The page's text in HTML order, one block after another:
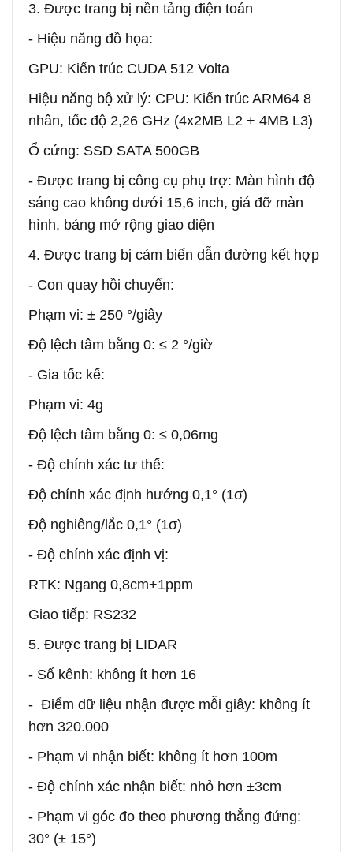
3. Được trang bị nền tảng điện toán
- Hiệu năng đồ họa:
GPU: Kiến trúc CUDA 512 Volta
Hiệu năng bộ xử lý: CPU: Kiến trúc ARM64 8
nhân, tốc độ 2,26 GHz (4x2MB L2 + 4MB L3)
Ổ cứng: SSD SATA 500GB
- Được trang bị công cụ phụ trợ: Màn hình độ
sáng cao không dưới 15,6 inch, giá đỡ màn
hình, bảng mở rộng giao diện
4. Được trang bị cảm biến dẫn đường kết hợp
- Con quay hồi chuyển:
Phạm vi: ± 250 °/giây
Độ lệch tâm bằng 0: ≤ 2 °/giờ
- Gia tốc kế:
Phạm vi: 4g
Độ lệch tâm bằng 0: ≤ 0,06mg
- Độ chính xác tư thế:
Độ chính xác định hướng 0,1° (1σ)
Độ nghiêng/lắc 0,1° (1σ)
- Độ chính xác định vị:
RTK: Ngang 0,8cm+1ppm
Giao tiếp: RS232
5. Được trang bị LIDAR
- Số kênh: không ít hơn 16
- Điểm dữ liệu nhận được mỗi giây: không ít
hơn 320.000
- Phạm vi nhận biết: không ít hơn 100m
- Độ chính xác nhận biết: nhỏ hơn ±3cm
- Phạm vi góc đo theo phương thẳng đứng:
30° (± 15°)